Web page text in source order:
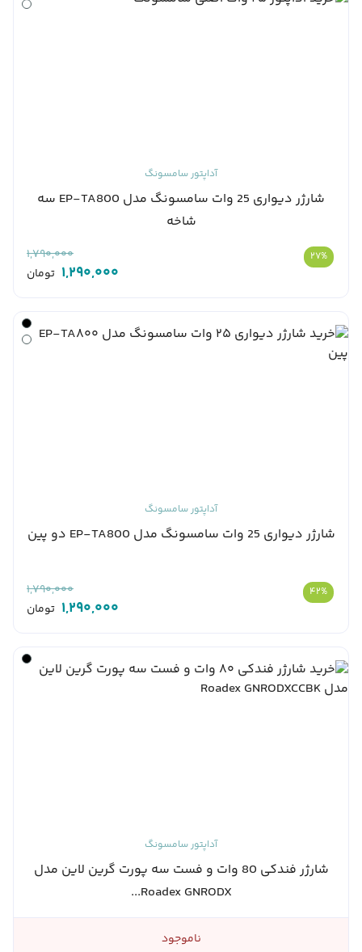
آداپتور سامسونگ
شارژر دیواری 25 وات سامسونگ مدل EP-TA800 سه
شاخه
1,790,000 27%
1,290,000 تومان
آداپتور سامسونگ
شارژر دیواری 25 وات سامسونگ مدل EP-TA800 دو پین
1,790,000 42%
1,290,000 تومان
آداپتور سامسونگ
شارژر فندکی 80 وات و فست سه پورت گرین لاین مدل
Roadex GNRODX...
ناموجود